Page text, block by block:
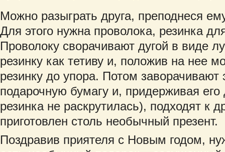
Можно разыграть друга, преподнеся
Для этого нужна проволока, резинка
Проволоку сворачивают дугой в виде
резинку как тетиву и, положив на нее
резинку до упора. Потом заворачивают
подарочную бумагу и, придерживая
резинка не раскрутилась), подходят к
приготовлен столь необычный презент.
Поздравив приятеля с Новым годом,